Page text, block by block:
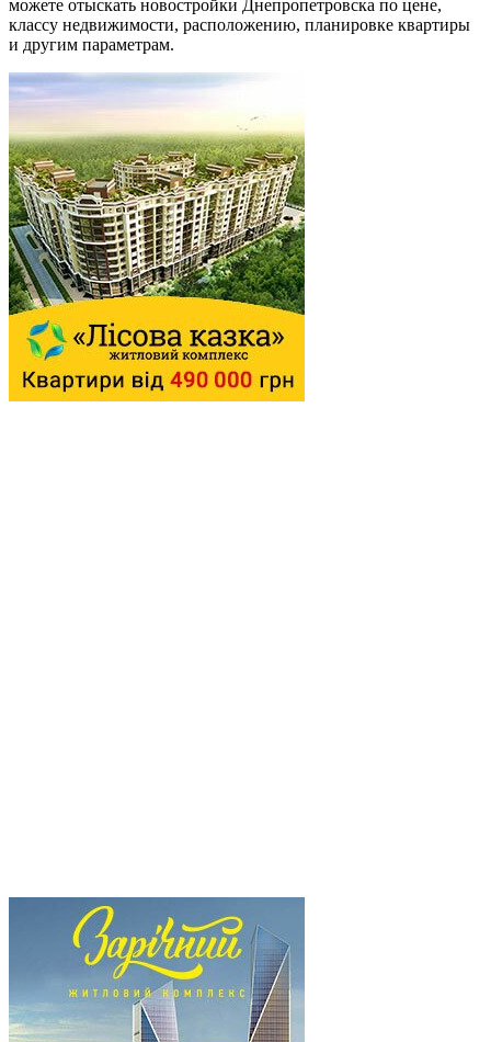
можете отыскать новостройки Днепропетровска по цене,
классу недвижимости, расположению, планировке квартиры
и другим параметрам.